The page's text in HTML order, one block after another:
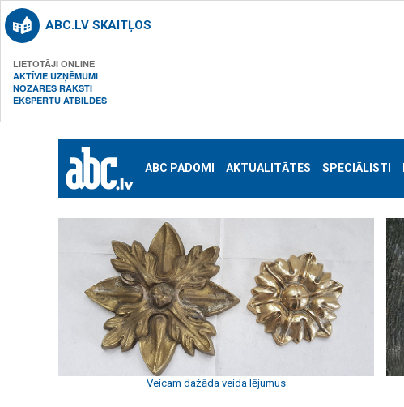
ABC.LV SKAITĻOS
LIETOTĀJI ONLINE
AKTĪVIE UZŅĒMUMI
NOZARES RAKSTI
EKSPERTU ATBILDES
ABC PADOMI AKTUALITĀTES SPECIĀLISTI
Veicam dažāda veida lējumus